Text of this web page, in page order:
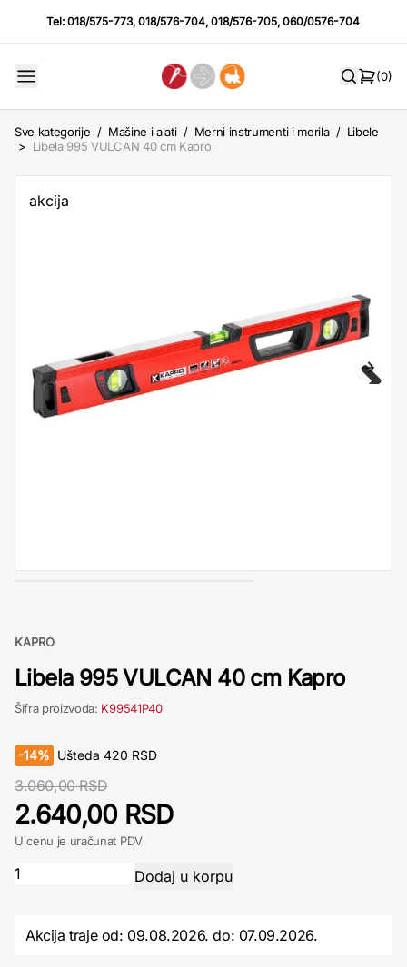
Tel:018/575-773,018/576-704,018/576-705,060/0576-704
(0)
Sve kategorije / Mašine i alati / Merni instrumenti i merila / Libele
> Libela 995 VULCAN 40 cm Kapro
akcija
KAPRO
Libela 995 VULCAN 40 cm Kapro
Šifra proizvoda: K99541P40
-14% Ušteda 420 RSD
3.060,00 RSD
2.640,00 RSD
U cenu je uračunat PDV
Akcija traje od: 09.08.2026.do: 07.09.2026.